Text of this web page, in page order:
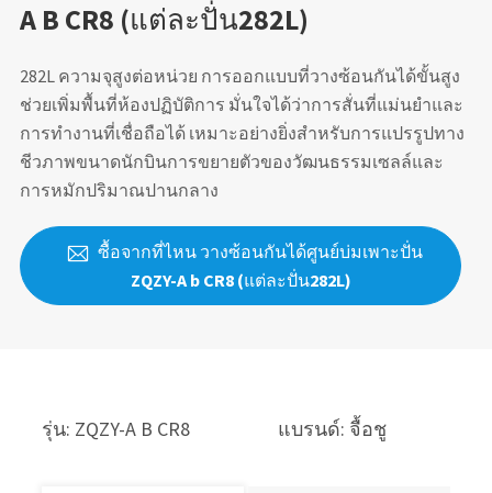
A B CR8 (แต่ละปั่น282L)
282L ความจุสูงต่อหน่วย การออกแบบที่วางซ้อนกันได้ขั้นสูง
ช่วยเพิ่มพื้นที่ห้องปฏิบัติการ มั่นใจได้ว่าการสั่นที่แม่นยำและ
การทำงานที่เชื่อถือได้ เหมาะอย่างยิ่งสำหรับการแปรรูปทาง
ชีวภาพขนาดนักบินการขยายตัวของวัฒนธรรมเซลล์และ
การหมักปริมาณปานกลาง
 ซื้อจากที่ไหน วางซ้อนกันได้ศูนย์บ่มเพาะปั่น
ZQZY-A b CR8 (แต่ละปั่น282L)
รุ่น: ZQZY-A B CR8 แบรนด์: จื้อชู